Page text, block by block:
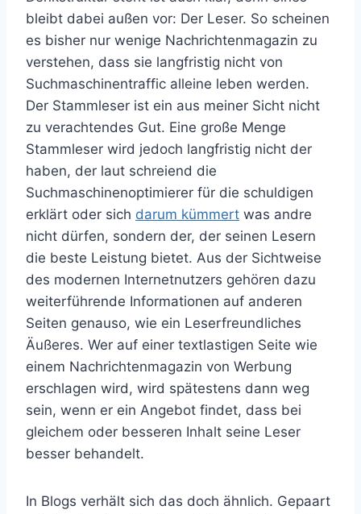
bleibt dabei außen vor: Der Leser. So scheinen
es bisher nur wenige Nachrichtenmagazin zu
verstehen, dass sie langfristig nicht von
Suchmaschinentraffic alleine leben werden.
Der Stammleser ist ein aus meiner Sicht nicht
zu verachtendes Gut. Eine große Menge
Stammleser wird jedoch langfristig nicht der
haben, der laut schreiend die
Suchmaschinenoptimierer für die schuldigen
erklärt oder sich darum kümmert was andre
nicht dürfen, sondern der, der seinen Lesern
die beste Leistung bietet. Aus der Sichtweise
des modernen Internetnutzers gehören dazu
weiterführende Informationen auf anderen
Seiten genauso, wie ein Leserfreundliches
Äußeres. Wer auf einer textlastigen Seite wie
einem Nachrichtenmagazin von Werbung
erschlagen wird, wird spätestens dann weg
sein, wenn er ein Angebot findet, dass bei
gleichem oder besseren Inhalt seine Leser
besser behandelt.
In Blogs verhält sich das doch ähnlich. Gepaart